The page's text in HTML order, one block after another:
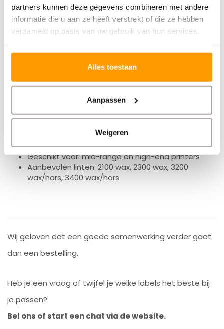
partners kunnen deze gegevens combineren met andere
informatie die u aan ze heeft verstrekt of die ze hebben
verzameld op basis van uw gebruik van hun services.
Alles toestaan
Aanpassen
Weigeren
Specificaties
Formaat: 148 x 210 mm
Labels per rol: 700 labels
Materiaal: mat gecoat papier
Printtype: thermal transfer
Maximale roldiameter: 200 mm
Geschikt voor: mid-range en high-end printers
Aanbevolen linten: 2100 wax, 2300 wax, 3200
wax/hars, 3400 wax/hars
Wij geloven dat een goede samenwerking verder gaat
dan een bestelling.
Heb je een vraag of twijfel je welke labels het beste bij
je passen?
Bel ons of start een chat via de website.